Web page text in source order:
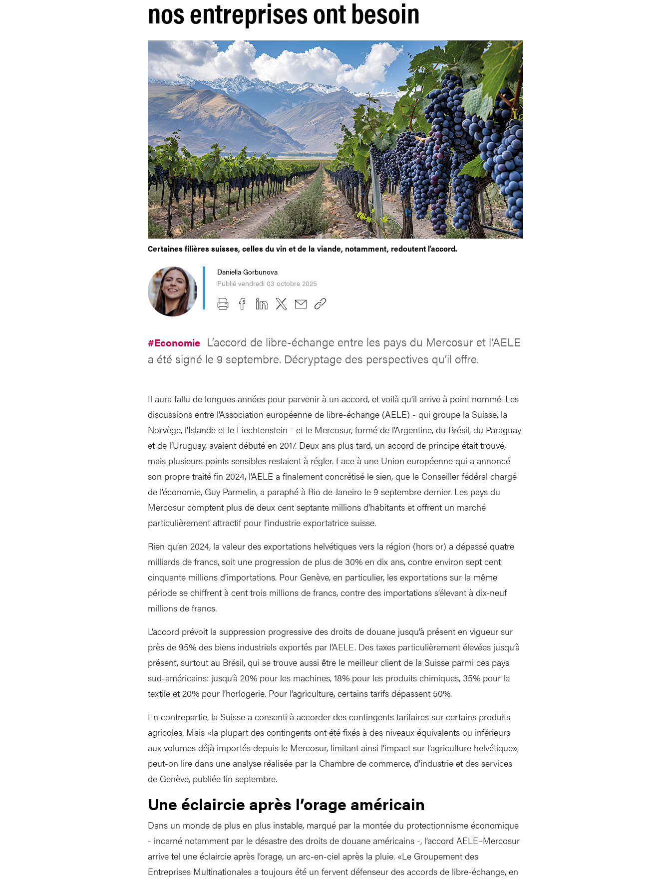
nos entreprises ont besoin
Certaines filières suisses, celles du vin et de la viande, notamment, redoutent l’accord.
Daniella Gorbunova
Publié vendredi 03 octobre 2025
#Economie L’accord de libre-échange entre les pays du Mercosur et l’AELE
a été signé le 9 septembre. Décryptage des perspectives qu’il offre.
Il aura fallu de longues années pour parvenir à un accord, et voilà qu’il arrive à point nommé. Les
discussions entre l’Association européenne de libre-échange (AELE) - qui groupe la Suisse, la
Norvège, l’Islande et le Liechtenstein - et le Mercosur, formé de l’Argentine, du Brésil, du Paraguay
et de l’Uruguay, avaient débuté en 2017. Deux ans plus tard, un accord de principe était trouvé,
mais plusieurs points sensibles restaient à régler. Face à une Union européenne qui a annoncé
son propre traité fin 2024, l’AELE a finalement concrétisé le sien, que le Conseiller fédéral chargé
de l’économie, Guy Parmelin, a paraphé à Rio de Janeiro le 9 septembre dernier. Les pays du
Mercosur comptent plus de deux cent septante millions d’habitants et offrent un marché
particulièrement attractif pour l’industrie exportatrice suisse.
Rien qu’en 2024, la valeur des exportations helvétiques vers la région (hors or) a dépassé quatre
milliards de francs, soit une progression de plus de 30% en dix ans, contre environ sept cent
cinquante millions d’importations. Pour Genève, en particulier, les exportations sur la même
période se chiffrent à cent trois millions de francs, contre des importations s’élevant à dix-neuf
millions de francs.
L’accord prévoit la suppression progressive des droits de douane jusqu’à présent en vigueur sur
près de 95% des biens industriels exportés par l’AELE. Des taxes particulièrement élevées jusqu’à
présent, surtout au Brésil, qui se trouve aussi être le meilleur client de la Suisse parmi ces pays
sud-américains: jusqu’à 20% pour les machines, 18% pour les produits chimiques, 35% pour le
textile et 20% pour l’horlogerie. Pour l’agriculture, certains tarifs dépassent 50%.
En contrepartie, la Suisse a consenti à accorder des contingents tarifaires sur certains produits
agricoles. Mais «la plupart des contingents ont été fixés à des niveaux équivalents ou inférieurs
aux volumes déjà importés depuis le Mercosur, limitant ainsi l’impact sur l’agriculture helvétique»,
peut-on lire dans une analyse réalisée par la Chambre de commerce, d’industrie et des services
de Genève, publiée fin septembre.
Une éclaircie après l’orage américain
Dans un monde de plus en plus instable, marqué par la montée du protectionnisme économique
- incarné notamment par le désastre des droits de douane américains -, l’accord AELE–Mercosur
arrive tel une éclaircie après l’orage, un arc-en-ciel après la pluie. «Le Groupement des
Entreprises Multinationales a toujours été un fervent défenseur des accords de libre-échange, en